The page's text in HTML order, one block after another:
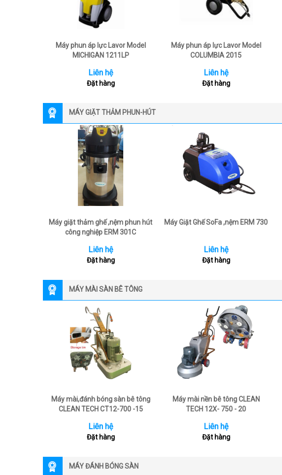
Máy phun áp lực Lavor Model
MICHIGAN 1211LP
Liên hệ
Đặt hàng
Máy phun áp lực Lavor Model
COLUMBIA 2015
Liên hệ
Đặt hàng
MÁY GIẶT THẢM PHUN-HÚT
Máy giặt thảm ghế ,nệm phun hút
công nghiệp ERM 301C
Liên hệ
Đặt hàng
Máy Giặt Ghế SoFa ,nệm ERM 730
Liên hệ
Đặt hàng
MÁY MÀI SÀN BÊ TÔNG
Máy mài,đánh bóng sàn bê tông
CLEAN TECH CT12-700 -15
Liên hệ
Đặt hàng
Máy mài nền bê tông CLEAN
TECH 12X- 750 - 20
Liên hệ
Đặt hàng
MÁY ĐÁNH BÓNG SÀN